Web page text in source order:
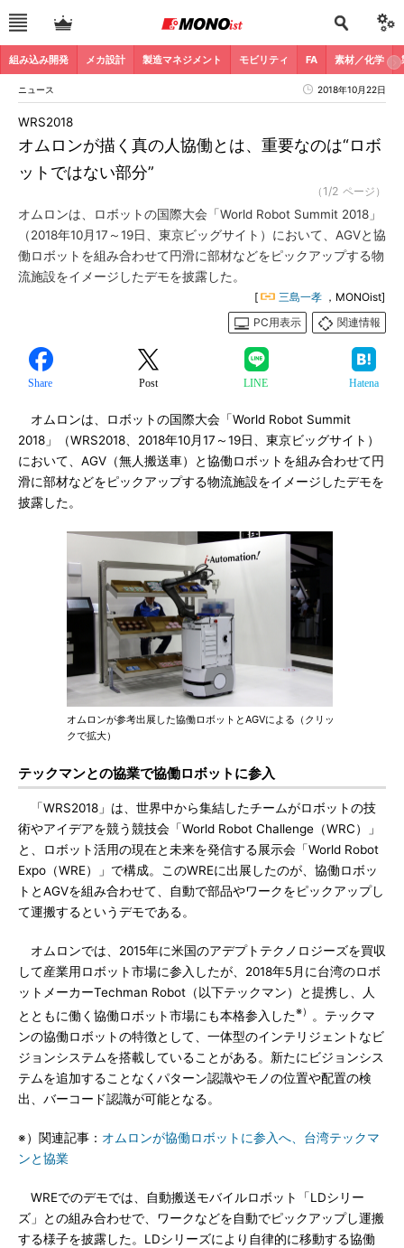
組み込み開発 メカ設計 製造マネジメント モビリティ FA 素材／化学
ニュース 2018年10月22日
オムロンが描く真の人協働とは、重要なのは“ロボ
ットではない部分”
WRS2018
（1/2 ページ）
オムロンは、ロボットの国際大会「World Robot Summit 2018」
（2018年10月17～19日、東京ビッグサイト）において、AGVと協
働ロボットを組み合わせて円滑に部材などをピックアップする物
流施設をイメージしたデモを披露した。
[ 三島一孝 ，MONOist]
PC用表示
関連情報
Share Post LINE Hatena
オムロンは、ロボットの国際大会「World Robot Summit
2018」（WRS2018、2018年10月17～19日、東京ビッグサイト）
において、AGV（無人搬送車）と協働ロボットを組み合わせて円
滑に部材などをピックアップする物流施設をイメージしたデモを
披露した。
オムロンが参考出展した協働ロボットとAGVによる（クリッ
クで拡大）
テックマンとの協業で協働ロボットに参入
「WRS2018」は、世界中から集結したチームがロボットの技
術やアイデアを競う競技会「World Robot Challenge（WRC）」
と、ロボット活用の現在と未来を発信する展示会「World Robot
Expo（WRE）」で構成。このWREに出展したのが、協働ロボッ
トとAGVを組み合わせて、自動で部品やワークをピックアップし
て運搬するというデモである。
オムロンでは、2015年に米国のアデプトテクノロジーズを買収
して産業用ロボット市場に参入したが、2018年5月に台湾のロボ
ットメーカーTechman Robot（以下テックマン）と提携し、人
とともに働く協働ロボット市場にも本格参入した※）
。テックマ
ンの協働ロボットの特徴として、一体型のインテリジェントなビ
ジョンシステムを搭載していることがある。新たにビジョンシス
テムを追加することなくパターン認識やモノの位置や配置の検
出、バーコード認識が可能となる。
※）関連記事： オムロンが協働ロボットに参入へ、台湾テックマ
ンと協業
WREでのデモでは、自動搬送モバイルロボット「LDシリー
ズ」との組み合わせで、ワークなどを自動でピックアップし運搬
する様子を披露した。LDシリーズにより自律的に移動する協働